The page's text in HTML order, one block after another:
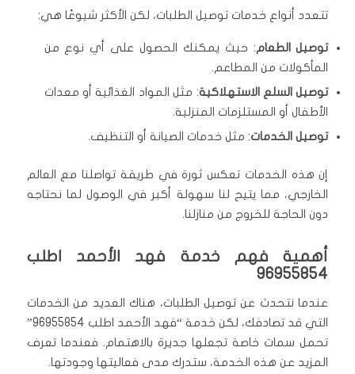
تتعدد أنواع خدمات توصيل الطلبات، لكن الأكثر شيوعًا هي:
توصيل الطعام: حيث يمكنك الحصول على أي نوع من
المأكولات من المطاعم.
توصيل السلع الاستهلاكية: مثل المواد الغذائية أو معدات
الأطفال أو المستلزمات المنزلية.
توصيل الخدمات: مثل خدمات الصيانة أو التنظيف.
إن هذه الخدمات تعكس ثورة في طريقة تواصلنا مع العالم
الخارجي، مما يتيح لنا سهولة أكبر في الوصول لما نحتاجه
دون الحاجة للخروج من منازلنا.
أهمية فهم خدمة فهد الأحمد اطلب
96955854
عندما نتحدث عن توصيل الطلبات، هناك العديد من الخدمات
التي قد تصادفك، لكن خدمة “فهد الأحمد اطلب 96955854”
تحمل سمات خاصة تجعلها جديرة بالاهتمام. فعندما تعرف
المزيد عن هذه الخدمة، ستدرك مدى فعاليتها وجودتها.